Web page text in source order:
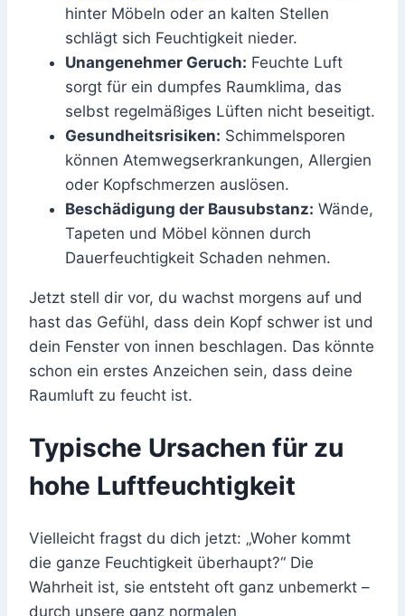
hinter Möbeln oder an kalten Stellen
schlägt sich Feuchtigkeit nieder.
Unangenehmer Geruch: Feuchte Luft
sorgt für ein dumpfes Raumklima, das
selbst regelmäßiges Lüften nicht beseitigt.
Gesundheitsrisiken: Schimmelsporen
können Atemwegserkrankungen, Allergien
oder Kopfschmerzen auslösen.
Beschädigung der Bausubstanz: Wände,
Tapeten und Möbel können durch
Dauerfeuchtigkeit Schaden nehmen.
Jetzt stell dir vor, du wachst morgens auf und
hast das Gefühl, dass dein Kopf schwer ist und
dein Fenster von innen beschlagen. Das könnte
schon ein erstes Anzeichen sein, dass deine
Raumluft zu feucht ist.
Typische Ursachen für zu
hohe Luftfeuchtigkeit
Vielleicht fragst du dich jetzt: „Woher kommt
die ganze Feuchtigkeit überhaupt?“ Die
Wahrheit ist, sie entsteht oft ganz unbemerkt –
durch unsere ganz normalen